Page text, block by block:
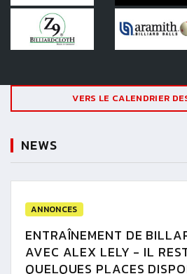
VERS LE CALENDRIER
NEWS
ANNONCES
ENTRAÎNEMENT DE
AVEC ALEX LELY - IL
QUELQUES PLACES